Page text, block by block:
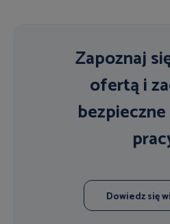
Zapoznaj
ofertą i
Dowiedz się